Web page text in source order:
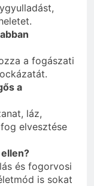
a fogászati
a
láz,
elvesztése
és fogorvosi
is sokat